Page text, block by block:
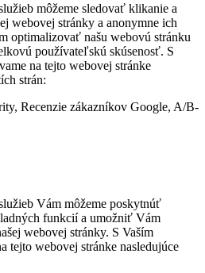
môžeme sledovať klikanie a
webovej stránky a anonymne ich
optimalizovať našu webovú stránku
používateľskú skúsenosť. S
na tejto webovej stránke
strán:
Recenzie zákazníkov Google, A/B-
Vám môžeme poskytnúť
funkcií a umožniť Vám
webovej stránky. S Vaším
tejto webovej stránke nasledujúce